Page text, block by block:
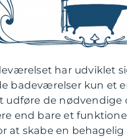
har udviklet
badeværelser kun et
de nødvendige
end bare et
at skabe en